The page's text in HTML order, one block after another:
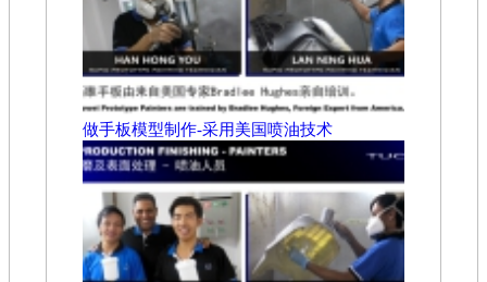
做手板模型制作-采用美国喷油技术